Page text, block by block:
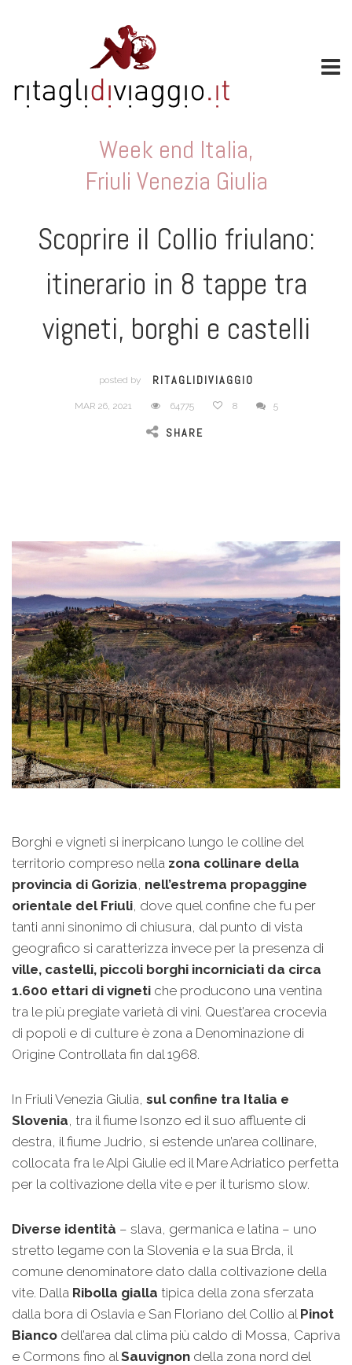
Week end Italia,
Friuli Venezia Giulia
Scoprire il Collio friulano:
itinerario in 8 tappe tra
vigneti, borghi e castelli
posted by RITAGLIDIVIAGGIO
MAR 26, 2021 64775 8 5
SHARE
Borghi e vigneti si inerpicano lungo le colline del
territorio compreso nella zona collinare della
provincia di Gorizia, nell’estrema propaggine
orientale del Friuli, dove quel confine che fu per
tanti anni sinonimo di chiusura, dal punto di vista
geografico si caratterizza invece per la presenza di
ville, castelli, piccoli borghi incorniciati da circa
1.600 ettari di vigneti che producono una ventina
tra le più pregiate varietà di vini. Quest’area crocevia
di popoli e di culture è zona a Denominazione di
Origine Controllata fin dal 1968.
In Friuli Venezia Giulia, sul confine tra Italia e
Slovenia, tra il fiume Isonzo ed il suo affluente di
destra, il fiume Judrio, si estende un’area collinare,
collocata fra le Alpi Giulie ed il Mare Adriatico perfetta
per la coltivazione della vite e per il turismo slow.
Diverse identità – slava, germanica e latina – uno
stretto legame con la Slovenia e la sua Brda, il
comune denominatore dato dalla coltivazione della
vite. Dalla Ribolla gialla tipica della zona sferzata
dalla bora di Oslavia e San Floriano del Collio al Pinot
Bianco dell’area dal clima più caldo di Mossa, Capriva
e Cormons fino al Sauvignon della zona nord del